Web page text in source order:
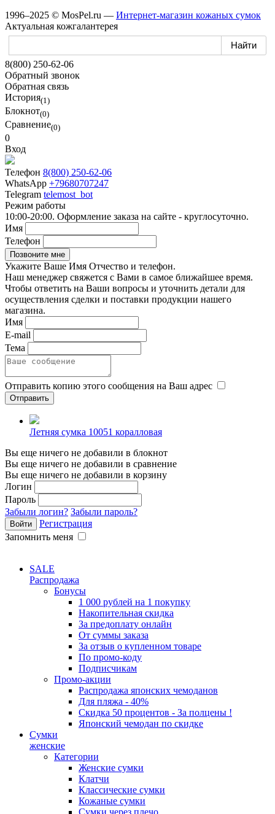
1996–2025 © MosPel.ru — Интернет-магазин кожаных сумок
Актуальная кожгалантерея
8(800) 250-62-06
Обратный звонок
Обратная связь
История(1)
Блокнот(0)
Сравнение(0)
0
Вход
Телефон 8(800) 250-62-06
WhatsApp +79680707247
Telegram telemost_bot
Режим работы
10:00-20:00. Оформление заказа на сайте - круглосуточно.
Имя
Телефон
Укажите Ваше Имя Отчество и телефон.
Наш менеджер свяжется с Вами в самое ближайшее время.
Чтобы ответить на Ваши вопросы и уточнить детали для
осуществления сделки и поставки продукции нашего
магазина.
Имя
E-mail
Тема
Отправить копию этого сообщения на Ваш адрес
Летняя сумка 10051 коралловая
Вы еще ничего не добавили в блокнот
Вы еще ничего не добавили в сравнение
Вы еще ничего не добавили в корзину
Логин
Пароль
Забыли логин? Забыли пароль?
Регистрация
Запомнить меня
SALE
Распродажа
Бонусы
1 000 рублей на 1 покупку
Накопительная скидка
За предоплату онлайн
От суммы заказа
За отзыв о купленном товаре
По промо-коду
Подписчикам
Промо-акции
Распродажа японских чемоданов
Для пляжа - 40%
Скидка 50 процентов - За полцены !
Японский чемодан по скидке
Сумки
женские
Категории
Женские сумки
Клатчи
Классические сумки
Кожаные сумки